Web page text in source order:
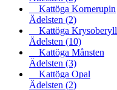
Kattöga Kornerupin
Ädelsten (2)
Kattöga Krysoberyll
Ädelsten (10)
Kattöga Månsten
Ädelsten (3)
Kattöga Opal
Ädelsten (2)